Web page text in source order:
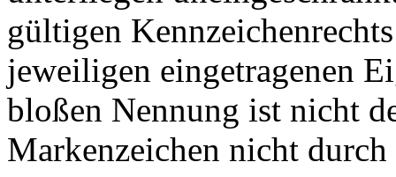
gültigen
jeweiligen eingetragenen
bloßen Nennung ist nicht
Markenzeichen nicht